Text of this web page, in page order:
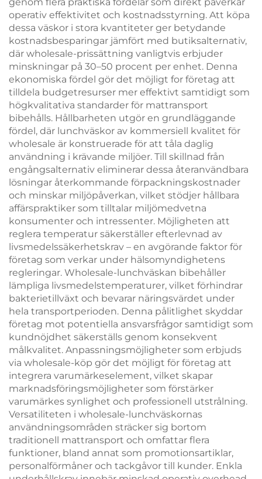
operativ effektivitet och kostnadsstyrning. Att köpa
dessa väskor i stora kvantiteter ger betydande
kostnadsbesparingar jämfört med butiksalternativ,
där wholesale-prissättning vanligtvis erbjuder
minskningar på 30–50 procent per enhet. Denna
ekonomiska fördel gör det möjligt for företag att
tilldela budgetresurser mer effektivt samtidigt som
högkvalitativa standarder för mattransport
bibehålls. Hållbarheten utgör en grundläggande
fördel, där lunchväskor av kommersiell kvalitet för
wholesale är konstruerade för att tåla daglig
användning i krävande miljöer. Till skillnad från
engångsalternativ eliminerar dessa återanvändbara
lösningar återkommande förpackningskostnader
och minskar miljöpåverkan, vilket stödjer hållbara
affärspraktiker som tilltalar miljömedvetna
konsumenter och intressenter. Möjligheten att
reglera temperatur säkerställer efterlevnad av
livsmedelssäkerhetskrav – en avgörande faktor för
företag som verkar under hälsomyndighetens
regleringar. Wholesale-lunchväskan bibehåller
lämpliga livsmedelstemperaturer, vilket förhindrar
bakterietillväxt och bevarar näringsvärdet under
hela transportperioden. Denna pålitlighet skyddar
företag mot potentiella ansvarsfrågor samtidigt som
kundnöjdhet säkerställs genom konsekvent
målkvalitet. Anpassningsmöjligheter som erbjuds
via wholesale-köp gör det möjligt för företag att
integrera varumärkeselement, vilket skapar
marknadsföringsmöjligheter som förstärker
varumärkes synlighet och professionell utstrålning.
Versatiliteten i wholesale-lunchväskornas
användningsområden sträcker sig bortom
traditionell mattransport och omfattar flera
funktioner, bland annat som promotionsartiklar,
personalförmåner och tackgåvor till kunder. Enkla